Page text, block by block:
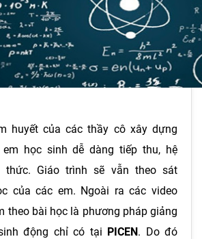
huyết của các thầy cô xây dựng
học sinh dễ dàng tiếp thu, hệ
thức. Giáo trình sẽ vẫn theo sát
của các em. Ngoài ra các video
theo bài học là phương pháp giảng
động chỉ có tại PICEN. Do đó